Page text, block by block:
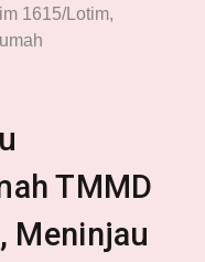
1615/Lotim,
TMMD
Meninjau